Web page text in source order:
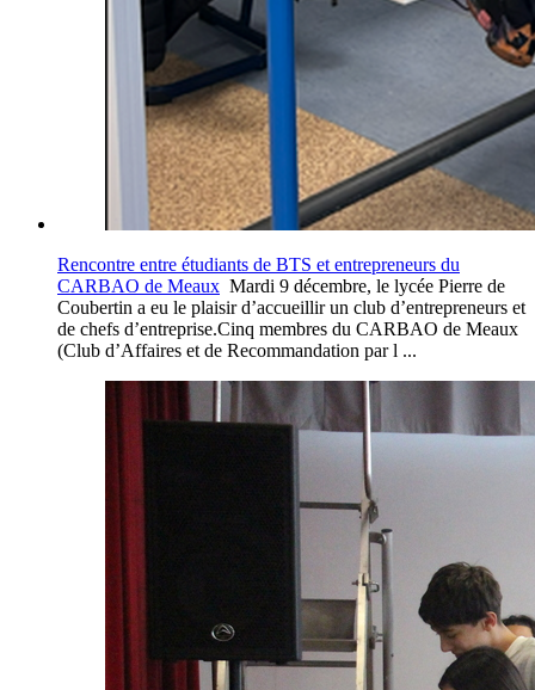
Rencontre entre étudiants de BTS et entrepreneurs du
CARBAO de Meaux Mardi 9 décembre, le lycée Pierre de
Coubertin a eu le plaisir d’accueillir un club d’entrepreneurs et
de chefs d’entreprise.Cinq membres du CARBAO de Meaux
(Club d’Affaires et de Recommandation par l ...